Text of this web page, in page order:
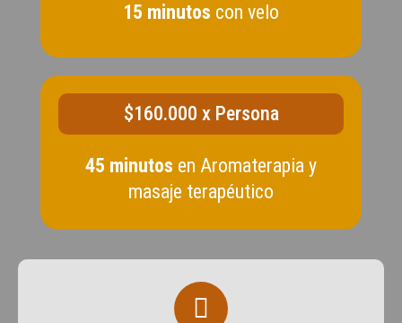
15 minutos con velo
$160.000 x Persona
45 minutos en Aromaterapia y
masaje terapéutico